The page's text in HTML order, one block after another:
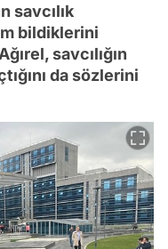
savcılık
bildiklerini
savcılığın
da sözlerini